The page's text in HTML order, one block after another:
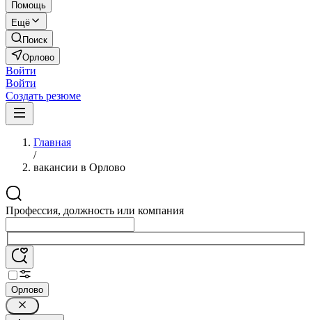
Помощь
Ещё
Поиск
Орлово
Войти
Войти
Создать резюме
Главная
/
вакансии в Орлово
Профессия, должность или компания
Орлово